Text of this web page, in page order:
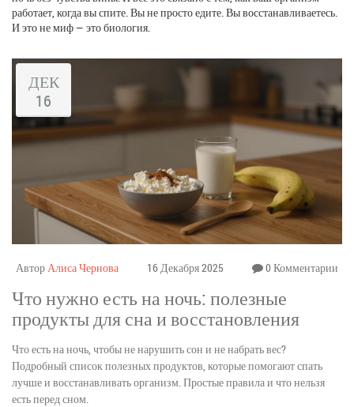
работает, когда вы спите. Вы не просто едите. Вы восстанавливаетесь.
И это не миф — это биология.
ДЕК
16
АвторАлиса Чернова 16 Декабря 2025 0 Комментарии
Что нужно есть на ночь: полезные
продукты для сна и восстановления
Что есть на ночь, чтобы не нарушить сон и не набрать вес?
Подробный список полезных продуктов, которые помогают спать
лучше и восстанавливать организм. Простые правила и что нельзя
есть перед сном.